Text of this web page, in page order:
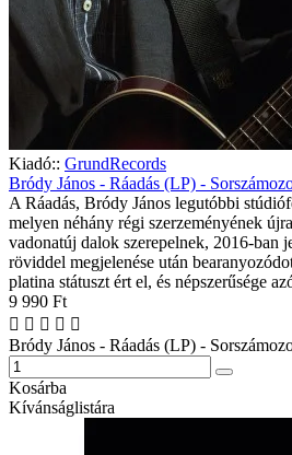
Kiadó:: GrundRecords
Bródy János - Ráadás (LP) -
A Ráadás, Bródy János legutóbbi
melyen néhány régi szerzeményének
vadonatúj dalok szerepelnek, 2016-ban
röviddel megjelenése után
platina státuszt ért el, és népszerűsége
9 990 Ft
Bródy János - Ráadás (LP) -
Kosárba
Kívánságlistára